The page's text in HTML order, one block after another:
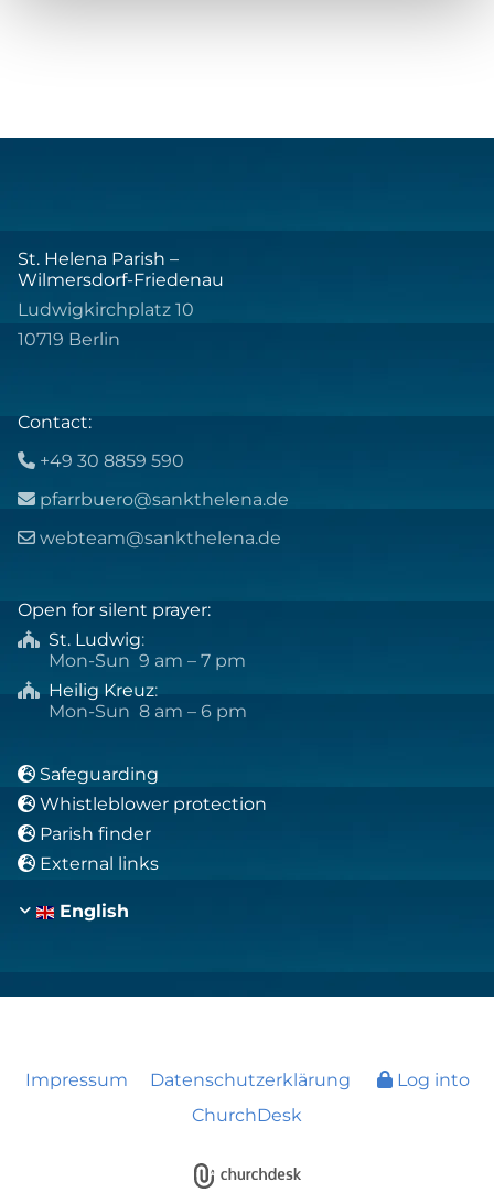
St. Helena Parish –
Wilmersdorf-Friedenau
Ludwigkirchplatz 10
10719 Berlin
Contact:
 +49 30 8859 590
 pfarrbuero@sankthelena.de
 webteam@sankthelena.de
Open for silent prayer:
 St. Ludwig:
Mon-Sun 9 am – 7 pm
 Heilig Kreuz:
Mon-Sun 8 am – 6 pm
 Safeguarding
 Whistleblower protection
 Parish finder
 External links
English
Impressum Datenschutzerklärung
Log into
ChurchDesk